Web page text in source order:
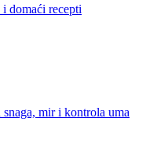
domaći recepti
snaga, mir i kontrola uma